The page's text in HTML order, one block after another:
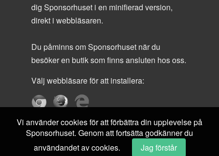
dig Sponsorhuset i en minifierad version,
direkt i webbläsaren.
Du påminns om Sponsorhuset när du
besöker en butik som finns ansluten hos oss.
Välj webbläsare för att installera:
Vi använder cookies för att förbättra din upplevelse på
Sponsorhuset. Genom att fortsätta godkänner du
användandet av cookies.
Jag förstår